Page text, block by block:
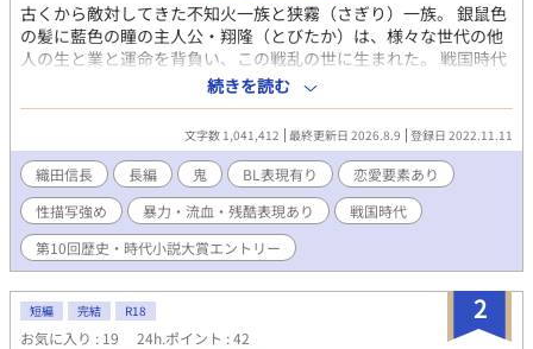
古くから敵対してきた不知火一族と狭霧（さぎり）一族。 銀鼠色
の髪に藍色の瞳の主人公・翔隆（とびたか）は、様々な世代の他
人の生と業と運命を背負い、この戦乱の世に生まれた。 戦国時代
の武将達と関わりながら必死に生きていく主人公の物語。 ＢＬな
伽とその他過酷な描写、男女の関係が出ます。 話の中で睦言が出
る時は題名と作中に※を付けます。苦手な方は避けて下さい。
続きを読む
文字数 1,041,412 最終更新日 2026.8.9 登録日 2022.11.11
織田信長 長編 鬼 BL表現有り
恋愛要素あり
性描写強め
暴力・流血・残酷表現あり
戦国時代
第10回歴史・時代小説大賞エントリー
2
短編 完結 R18
お気に入り : 19 24h.ポイント : 42